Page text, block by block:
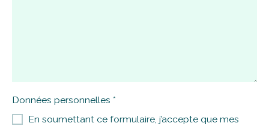
Données personnelles
En soumettant ce formulaire, j’accepte que mes